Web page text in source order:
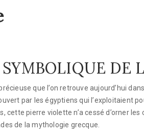
DE
que l’on retrouve aujourd’hui
par les égyptiens qui l’exploitaient
cette pierre violette n’a cessé d’orner
de la mythologie grecque.